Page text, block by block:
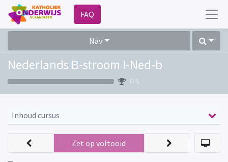
FAQ
Nav
Nederlands B-stroom I-Ned-b
0 %
Inhoud cursus
Zet op voltooid